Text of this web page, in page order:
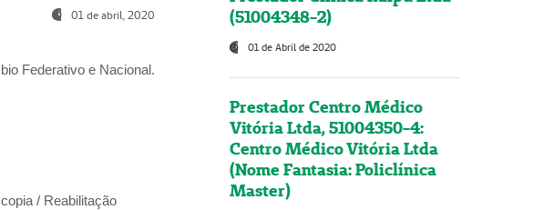
01 de abril, 2020
Federativo e Nacional.
/ Reabilitação
(51004348-2)
01 de Abril de 2020
Prestador Centro Médico
Vitória Ltda, 51004350-4:
Centro Médico Vitória Ltda
(Nome Fantasia: Policlínica
Master)